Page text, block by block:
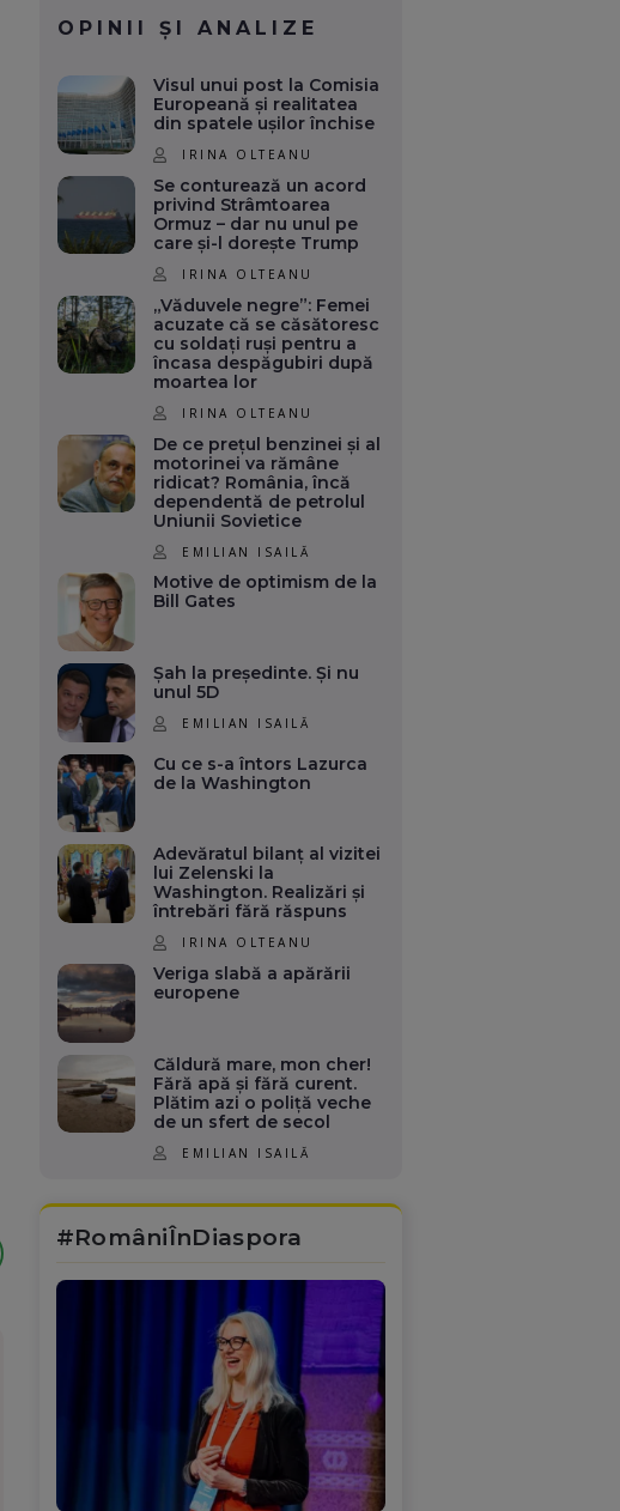
OPINII ȘI ANALIZE
Visul unui post la Comisia
Europeană și realitatea
din spatele ușilor închise
IRINA OLTEANU
Se conturează un acord
privind Strâmtoarea
Ormuz – dar nu unul pe
care și-l dorește Trump
IRINA OLTEANU
„Văduvele negre”: Femei
acuzate că se căsătoresc
cu soldați ruși pentru a
încasa despăgubiri după
moartea lor
IRINA OLTEANU
De ce prețul benzinei și al
motorinei va rămâne
ridicat? România, încă
dependentă de petrolul
Uniunii Sovietice
EMILIAN ISAILĂ
Motive de optimism de la
Bill Gates
Șah la președinte. Și nu
unul 5D
EMILIAN ISAILĂ
Cu ce s-a întors Lazurca
de la Washington
Adevăratul bilanț al vizitei
lui Zelenski la
Washington. Realizări și
întrebări fără răspuns
IRINA OLTEANU
Veriga slabă a apărării
europene
Căldură mare, mon cher!
Fără apă și fără curent.
Plătim azi o poliță veche
de un sfert de secol
EMILIAN ISAILĂ
#RomâniÎnDiaspora